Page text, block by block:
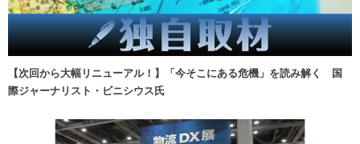
【次回から大幅リニューアル！】「今そこにある危機」を読み解く 国
際ジャーナリスト・ビニシウス氏